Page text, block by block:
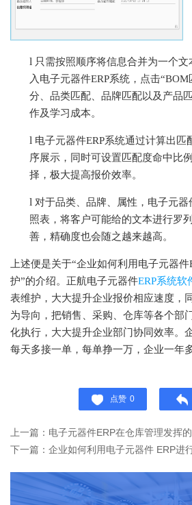
l 只需按照顺序将信息合并为一个
入电子元器件ERP系统，点击
分、品类匹配、品牌匹配以及产品
作及学习成本。
l 电子元器件ERP系统通过计算出匹
序展示，同时可设置匹配度命中比
择，极大提高报价效率。
l 对于品类、品牌、属性，电子元器
照表，将客户可能给的文本进行罗
善，精确度也会随之越来越高。
上述便是关于“企业如何利用电子元器件
护”的介绍。正航电子元器件ERP系统软
表维护，大大提升企业报价相应速度，
为导向，把销售、采购、仓库等各个部
化执行，大大提升企业部门协同效率。
每天多接一单，每单挣一万，企业一年
点赞 0
上一篇：电子元器件ERP在仓库管理发挥
下一篇：企业如何利用电子元器件 ERP进